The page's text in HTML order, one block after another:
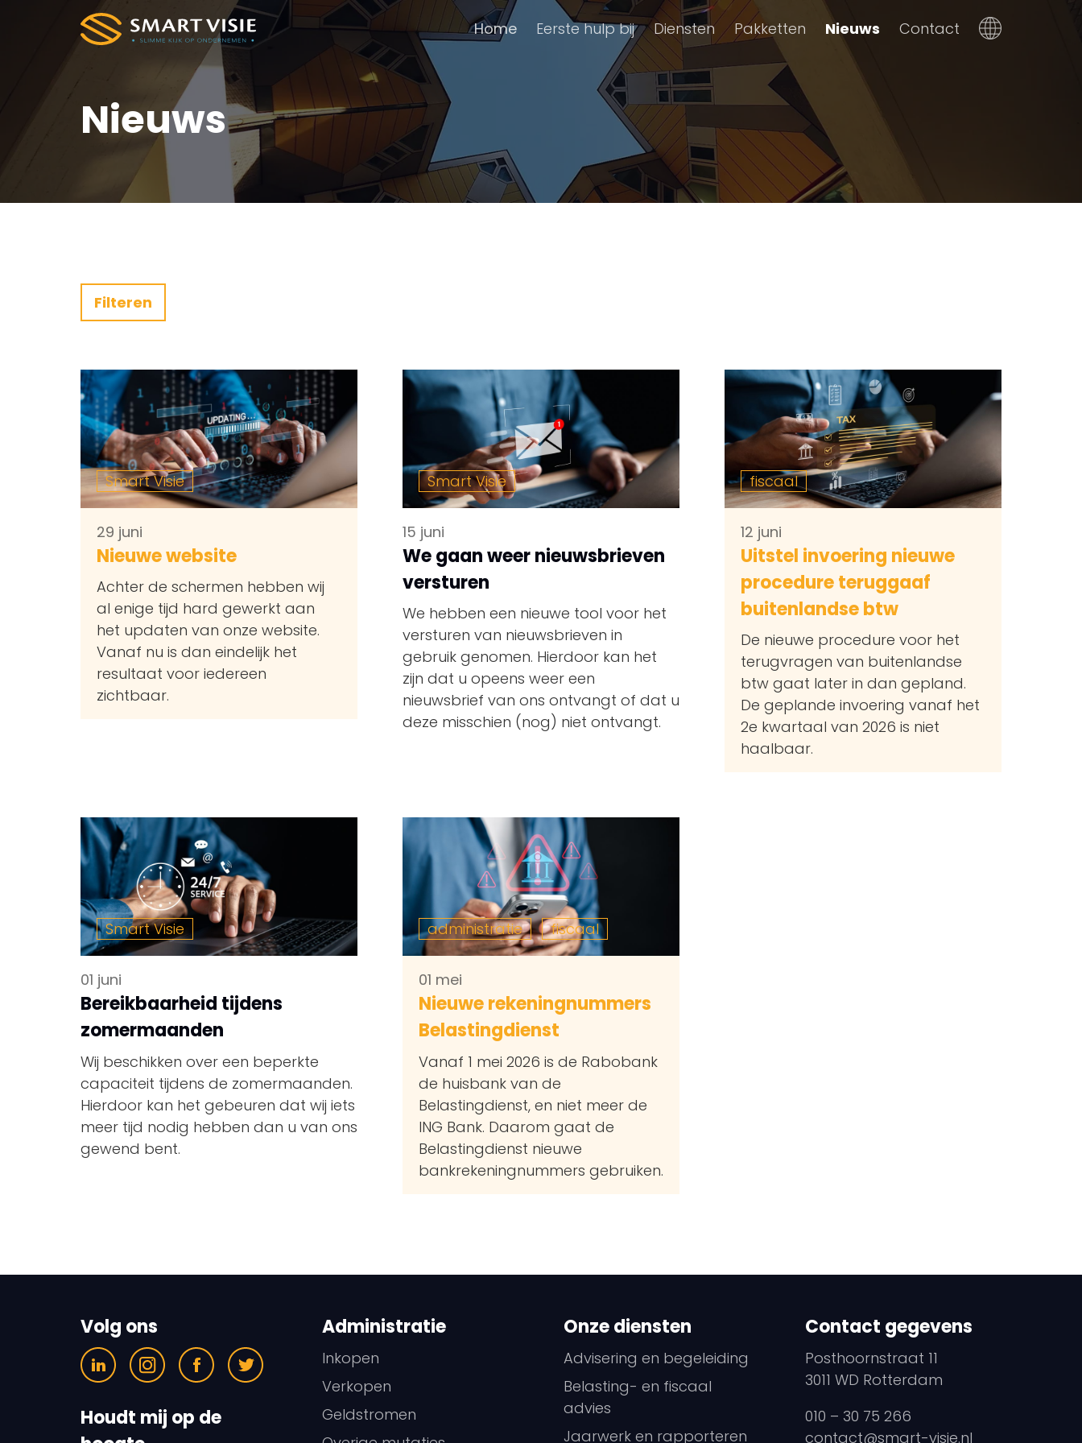
Home Eerste hulp bij Diensten Pakketten Nieuws Contact
Nieuws
Filteren
Smart Visie
29 juni
Nieuwe website
Achter de schermen hebben wij
al enige tijd hard gewerkt aan
het updaten van onze website.
Vanaf nu is dan eindelijk het
resultaat voor iedereen
zichtbaar.
Smart Visie
15 juni
We gaan weer nieuwsbrieven
versturen
We hebben een nieuwe tool voor het
versturen van nieuwsbrieven in
gebruik genomen. Hierdoor kan het
zijn dat u opeens weer een
nieuwsbrief van ons ontvangt of dat u
deze misschien (nog) niet ontvangt.
fiscaal
12 juni
Uitstel invoering nieuwe
procedure teruggaaf
buitenlandse btw
De nieuwe procedure voor het
terugvragen van buitenlandse
btw gaat later in dan gepland.
De geplande invoering vanaf het
2e kwartaal van 2026 is niet
haalbaar.
Smart Visie
01 juni
Bereikbaarheid tijdens
zomermaanden
Wij beschikken over een beperkte
capaciteit tijdens de zomermaanden.
Hierdoor kan het gebeuren dat wij iets
meer tijd nodig hebben dan u van ons
gewend bent.
administratie fiscaal
01 mei
Nieuwe rekeningnummers
Belastingdienst
Vanaf 1 mei 2026 is de Rabobank
de huisbank van de
Belastingdienst, en niet meer de
ING Bank. Daarom gaat de
Belastingdienst nieuwe
bankrekeningnummers gebruiken.
Volg ons
Houdt mij op de
Administratie
Inkopen
Verkopen
Geldstromen
Onze diensten
Advisering en begeleiding
Belasting- en fiscaal
advies
Jaarwerk en rapporteren
Contact gegevens
Posthoornstraat 11
3011 WD Rotterdam
010 – 30 75 266
contact@smart-visie.nl